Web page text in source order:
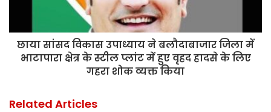
छाया सांसद विकास उपाध्याय ने बलौदाबाजार जिला में
भाटापारा क्षेत्र के स्टील प्लांट में हुए वृहद हादसे के लिए
गहरा शोक व्यक्त किया
Related Articles